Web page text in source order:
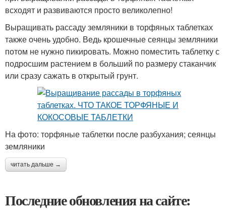
всходят и развиваются просто великолепно!
Выращивать рассаду земляники в торфяных таблетках
также очень удобно. Ведь крошечные сеянцы земляники
потом не нужно пикировать. Можно поместить таблетку с
подросшим растением в больший по размеру стаканчик
или сразу сажать в открытый грунт.
На фото: торфяные таблетки после разбухания; сеянцы
земляники
читать дальше →
Последние обновления на сайте: